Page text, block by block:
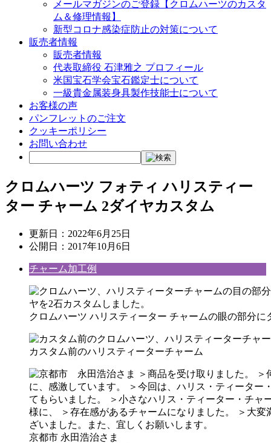
メールマガジンのご登録【クロムハーツのカスタ
ム＆修理情報】
新型コロナ感染症防止の対策について
販売者情報
販売者情報
代表取締役 石津雅之 プロフィール
米国宝石学会宝石鑑定士について
一級貴金属装身具製作技能士について
お客様の声
パンフレットのご注文
クッキーポリシー
お問い合わせ
クロムハーツ フォティ ハリスティー
ター チャーム 2ダイヤカスタム
更新日： 2022年6月25日
公開日： 2017年10月6日
チャーム加工例
クロムハーツ ハリスティーター チャームの眼の部分
カスタム前のハリスティーターチャーム
京都市 永田浩治さま